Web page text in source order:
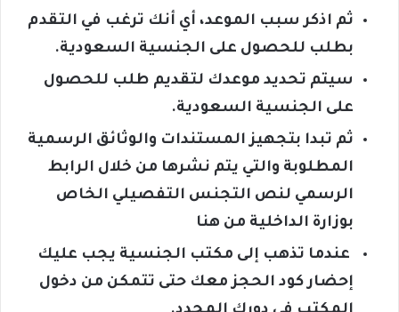
ثم اذكر سبب الموعد، أي أنك ترغب في التقدم
بطلب للحصول على الجنسية السعودية.
سيتم تحديد موعدك لتقديم طلب للحصول
على الجنسية السعودية.
ثم تبدا بتجهيز المستندات والوثائق الرسمية
المطلوبة والتي يتم نشرها من خلال الرابط
الرسمي لنص التجنس التفصيلي الخاص
بوزارة الداخلية من هنا
عندما تذهب إلى مكتب الجنسية يجب عليك
إحضار كود الحجز معك حتى تتمكن من دخول